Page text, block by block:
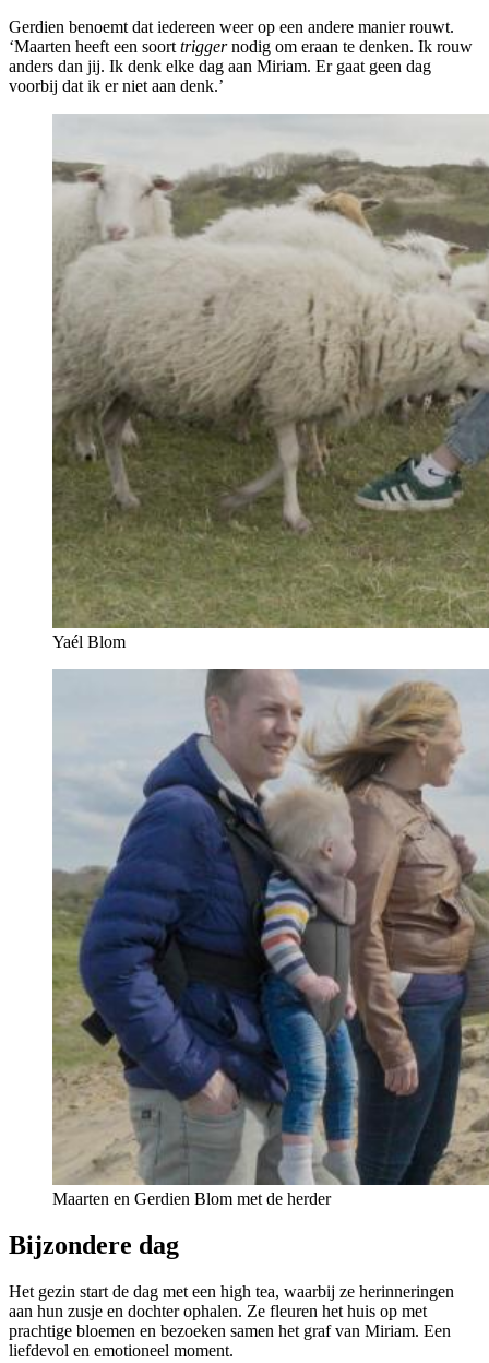
Gerdien benoemt dat iedereen weer op een andere manier rouwt.
‘Maarten heeft een soort triggernodig om eraan te denken. Ik rouw
anders dan jij. Ik denk elke dag aan Miriam. Er gaat geen dag
voorbij dat ik er niet aan denk.’
Yaél Blom
Maarten en Gerdien Blom met de herder
Bijzondere dag
Het gezin start de dag met een high tea, waarbij ze herinneringen
aan hun zusje en dochter ophalen. Ze fleuren het huis op met
prachtige bloemen en bezoeken samen het graf van Miriam. Een
liefdevol en emotioneel moment.